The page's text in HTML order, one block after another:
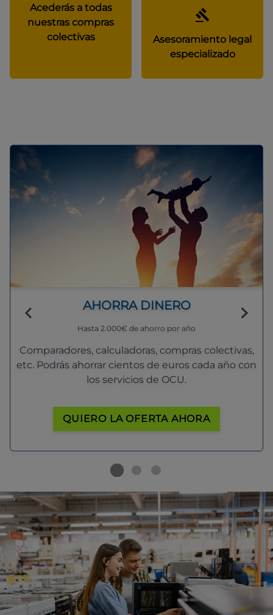
Acederás a todas
nuestras compras
colectivas
Asesoramiento legal
especializado
AHORRA DINERO
Hasta 2.000€ de ahorro por año
Comparadores, calculadoras, compras colectivas,
etc. Podrás ahorrar cientos de euros cada año con
los servicios de OCU.
QUIERO LA OFERTA AHORA